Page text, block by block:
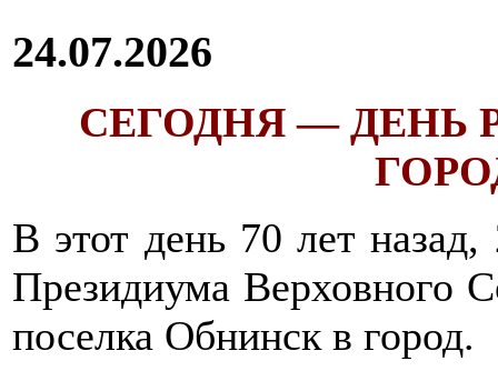
24.07.2026
СЕГОДНЯ — ДЕНЬ
В этот день 70 лет
Президиума Верховного
поселка Обнинск в город.